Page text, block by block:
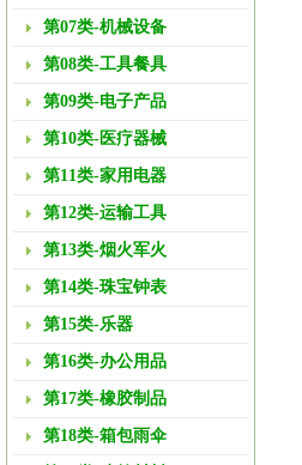
第07类-机械设备
第08类-工具餐具
第09类-电子产品
第10类-医疗器械
第11类-家用电器
第12类-运输工具
第13类-烟火军火
第14类-珠宝钟表
第15类-乐器
第16类-办公用品
第17类-橡胶制品
第18类-箱包雨伞